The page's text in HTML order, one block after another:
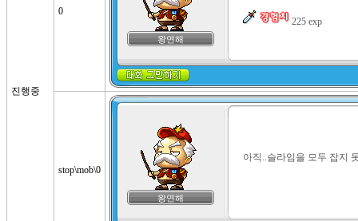
진행중
0
왕연해
225 exp
stop\mob\0
왕연해
아직..슬라임을 모두 잡지